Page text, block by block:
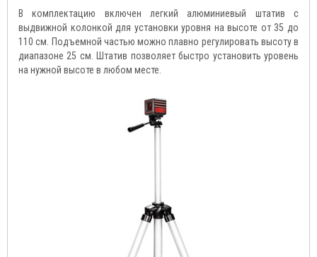
В комплектацию включен легкий алюминиевый штатив с
выдвижной колонкой для установки уровня на высоте от 35 до
110 см. Подъемной частью можно плавно регулировать высоту в
диапазоне 25 см. Штатив позволяет быстро установить уровень
на нужной высоте в любом месте.